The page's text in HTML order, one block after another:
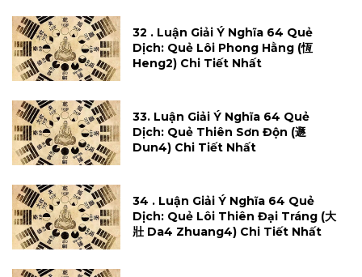
32 . Luận Giải Ý Nghĩa 64 Quẻ
Dịch: Quẻ Lôi Phong Hằng (恆
Heng2) Chi Tiết Nhất
33. Luận Giải Ý Nghĩa 64 Quẻ
Dịch: Quẻ Thiên Sơn Độn (遯
Dun4) Chi Tiết Nhất
34 . Luận Giải Ý Nghĩa 64 Quẻ
Dịch: Quẻ Lôi Thiên Đại Tráng (大
壯 Da4 Zhuang4) Chi Tiết Nhất